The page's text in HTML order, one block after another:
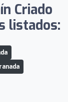
Criado
listados: